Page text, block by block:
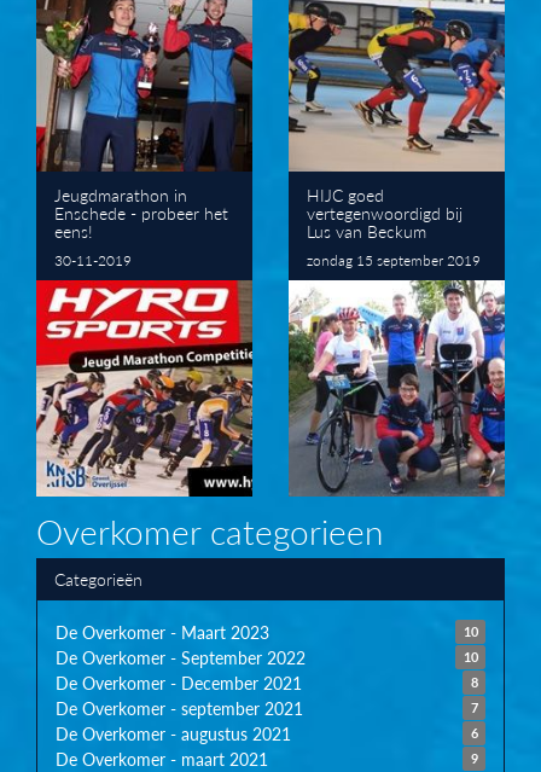
Jeugdmarathon in
Enschede - probeer het
eens!
30-11-2019
HIJC goed
vertegenwoordigd bij
Lus van Beckum
zondag 15 september 2019
Overkomer categorieen
Categorieën
10
De Overkomer - Maart 2023
10
De Overkomer - September 2022
8
De Overkomer - December 2021
7
De Overkomer - september 2021
6
De Overkomer - augustus 2021
9
De Overkomer - maart 2021